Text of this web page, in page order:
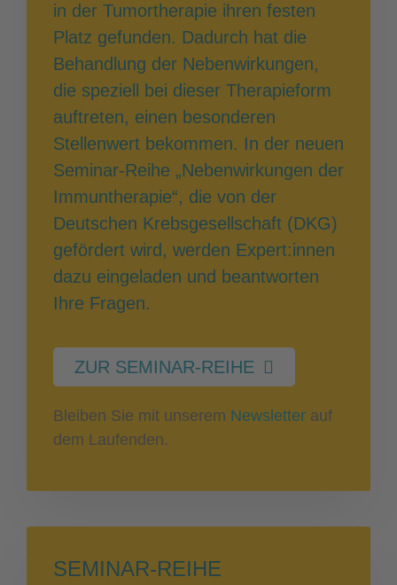
in der Tumortherapie ihren festen
Platz gefunden. Dadurch hat die
Behandlung der Nebenwirkungen,
die speziell bei dieser Therapieform
auftreten, einen besonderen
Stellenwert bekommen. In der neuen
Seminar-Reihe „Nebenwirkungen der
Immuntherapie“, die von der
Deutschen Krebsgesellschaft (DKG)
gefördert wird, werden Expert:innen
dazu eingeladen und beantworten
Ihre Fragen.
ZUR SEMINAR-REIHE
Bleiben Sie mit unserem Newsletter auf
dem Laufenden.
SEMINAR-REIHE